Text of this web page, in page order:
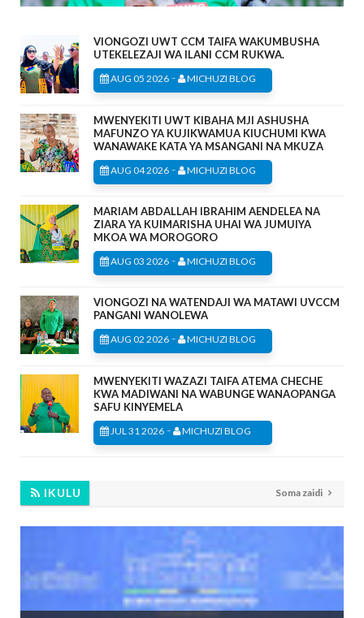
VIONGOZI UWT CCM TAIFA WAKUMBUSHA
UTEKELEZAJI WA ILANI CCM RUKWA.
AUG 05 2026 - MICHUZI BLOG
MWENYEKITI UWT KIBAHA MJI ASHUSHA
MAFUNZO YA KUJIKWAMUA KIUCHUMI KWA
WANAWAKE KATA YA MSANGANI NA MKUZA
AUG 04 2026 - MICHUZI BLOG
MARIAM ABDALLAH IBRAHIM AENDELEA NA
ZIARA YA KUIMARISHA UHAI WA JUMUIYA
MKOA WA MOROGORO
AUG 03 2026 - MICHUZI BLOG
VIONGOZI NA WATENDAJI WA MATAWI UVCCM
PANGANI WANOLEWA
AUG 02 2026 - MICHUZI BLOG
MWENYEKITI WAZAZI TAIFA ATEMA CHECHE
KWA MADIWANI NA WABUNGE WANAOPANGA
SAFU KINYEMELA
JUL 31 2026 - MICHUZI BLOG
IKULU Soma zaidi